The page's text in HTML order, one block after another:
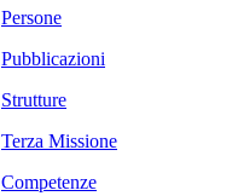
Persone
Pubblicazioni
Strutture
Terza Missione
Competenze